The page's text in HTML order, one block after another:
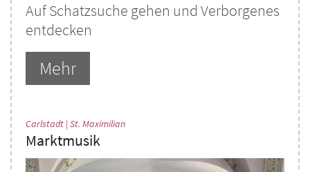
Auf Schatzsuche gehen und Verborgenes
entdecken
Mehr
Carlstadt | St. Maximilian:
Marktmusik